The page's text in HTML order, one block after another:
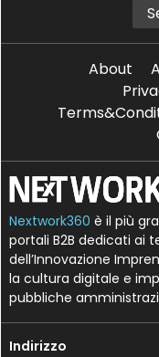
About
Nextwork360 è il più
portali B2B dedicati ai
dell’Innovazione
la cultura digitale e
pubbliche
Indirizzo